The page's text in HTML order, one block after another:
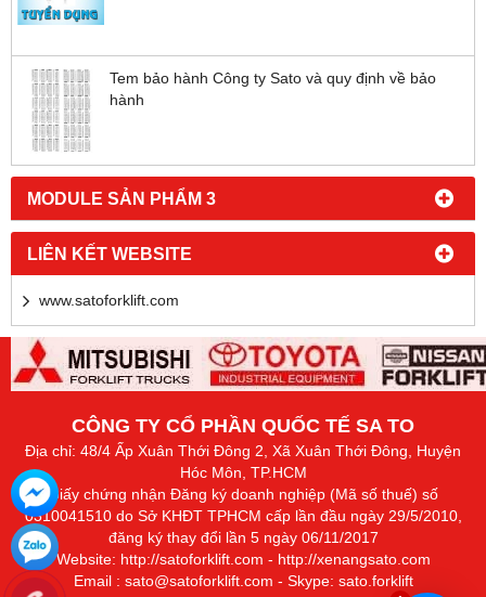
Tem bảo hành Công ty Sato và quy định về bảo
hành
MODULE SẢN PHẨM 3
LIÊN KẾT WEBSITE
www.satoforklift.com
CÔNG TY CỔ PHẦN QUỐC TẾ SA TO
Địa chỉ: 48/4 Ấp Xuân Thới Đông 2, Xã Xuân Thới Đông, Huyện
Hóc Môn, TP.HCM
Giấy chứng nhận Đăng ký doanh nghiệp (Mã số thuế) số
0310041510 do Sở KHĐT TPHCM cấp lần đầu ngày 29/5/2010,
đăng ký thay đổi lần 5 ngày 06/11/2017
Website: http://satoforklift.com - http://xenangsato.com
Email : sato@satoforklift.com - Skype: sato.forklift